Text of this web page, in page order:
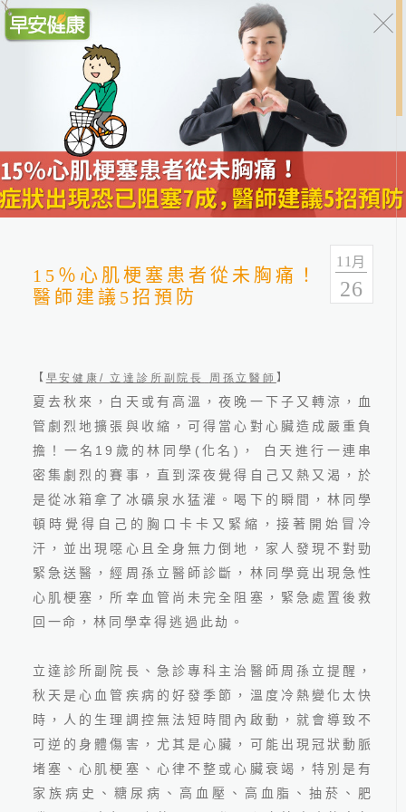
線上預約
健康報報
分類 全部 健康情報 友善連結
2026.06.24
鴻誠院長：看懂健檢盲點
15％心肌梗塞患者從未胸痛！
醫師建議5招預防
11 月
26
【 早安健康/ 立達診所副院長 周孫立醫師 】
夏去秋來，白天或有高溫，夜晚一下子又轉涼，血
管劇烈地擴張與收縮，可得當心對心臟造成嚴重負
擔！一名 19 歲的林同學 (化名 ) ， 白天進行一連串
密集劇烈的賽事，直到深夜覺得自己又熱又渴，於
是從冰箱拿了冰礦泉水猛灌。喝下的瞬間，林同學
頓時覺得自己的胸口卡卡又緊縮，接著開始冒冷
汗，並出現噁心且全身無力倒地，家人發現不對勁
緊急送醫，經周孫立醫師診斷，林同學竟出現急性
心肌梗塞，所幸血管尚未完全阻塞，緊急處置後救
回一命，林同學幸得逃過此劫。
立達診所副院長、急診專科主治醫師周孫立提醒，
秋天是心血管疾病的好發季節，溫度冷熱變化太快
時，人的生理調控無法短時間內啟動，就會導致不
可逆的身體傷害，尤其是心臟，可能出現冠狀動脈
堵塞、心肌梗塞、心律不整或心臟衰竭，特別是有
家族病史、糖尿病、高血壓、高血脂、抽菸、肥